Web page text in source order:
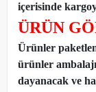
içerisinde
ÜRÜN
Ürünler
ürünler
dayanacak ve